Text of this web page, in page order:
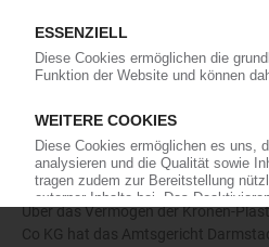
Insolvenzverfahrens beantragt. Das
daraufhin am 27. Juli 2026 den
Antoniadis vom Solinger Büro der
Eröffnung: Kronen-
KG
Über das Vermögen der Kronen-
Co KG hat das Amtsgericht